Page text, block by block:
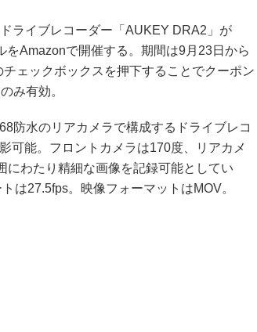
ライブレコーダー「AUKEY DRA2」が
Amazonで開催する。期間は9月23日から
ェックボックスを押下することでクーポン
み有効。
防水のリアカメラで構成するドライブレコ
可能。フロントカメラは170度、リアカメ
にわたり精細な画像を記録可能としてい
は27.5fps。映像フォーマットはMOV。